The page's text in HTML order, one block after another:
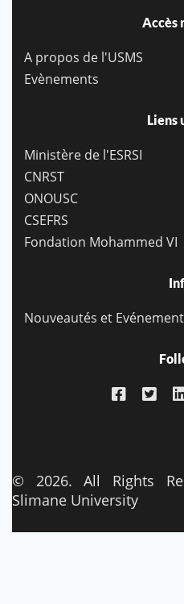
Accès
A propos de l'USMS
Evènements
Liens
Ministère de l'ESRSI
CNRST
ONOUSC
CSEFRS
Fondation Mohammed VI
Nouveautés et
© 2026. All Rights
Slimane University